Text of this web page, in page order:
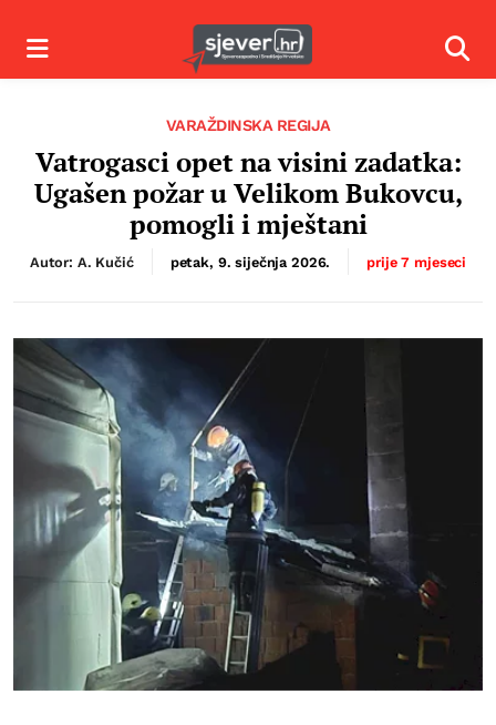
Izbornik
VARAŽDINSKA REGIJA
Vatrogasci opet na visini zadatka:
Ugašen požar u Velikom Bukovcu,
pomogli i mještani
Autor: A. Kučić petak, 9. siječnja 2026. prije 7 mjeseci